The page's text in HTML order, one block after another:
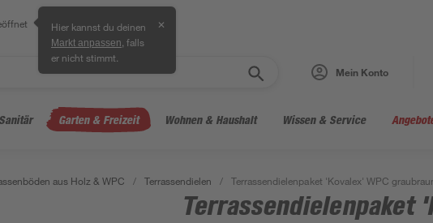
Hier kannst du deinen
Markt anpassen , falls
er nicht stimmt.
✕
Mein Konto
Garten & Freizeit Wohnen & Haushalt Wissen & Service
aus Holz & WPC / Terrassendielen / Terrassendielenpaket 'Kovalex' WPC
Terrassendielenpaket